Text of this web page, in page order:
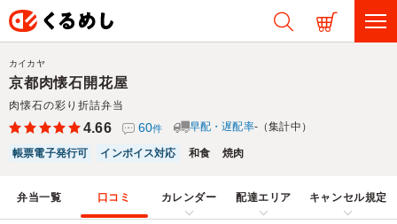
京都肉懐石開花屋
肉懐石の彩り折詰弁当
カイカヤ
4.66 60件 早配・遅配率-（集計中）
帳票電子発行可 インボイス対応 和食 焼肉
弁当一覧 口コミ カレンダー 配達エリア キャンセル規定